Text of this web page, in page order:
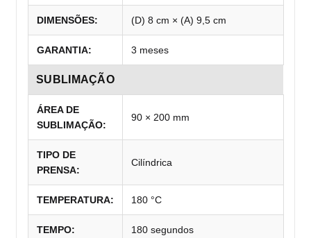
DIMENSÕES: (D) 8 cm × (A) 9,5 cm
GARANTIA: 3 meses
SUBLIMAÇÃO
ÁREA DE
SUBLIMAÇÃO:
90 × 200 mm
TIPO DE
PRENSA:
Cilíndrica
TEMPERATURA: 180 °C
TEMPO: 180 segundos